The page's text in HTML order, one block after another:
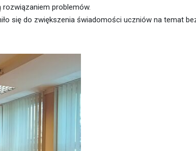
problemów.
się do zwiększenia świadomości uczniów na temat